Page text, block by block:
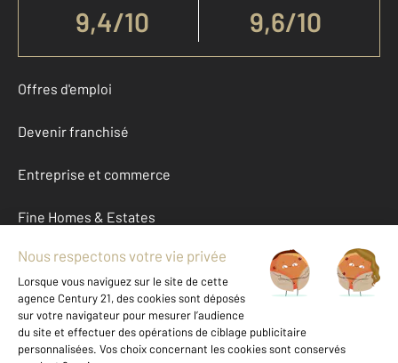
9,4/10 9,6/10
Offres d'emploi
Devenir franchisé
Entreprise et commerce
Fine Homes & Estates
À propos
International
Nous contacter